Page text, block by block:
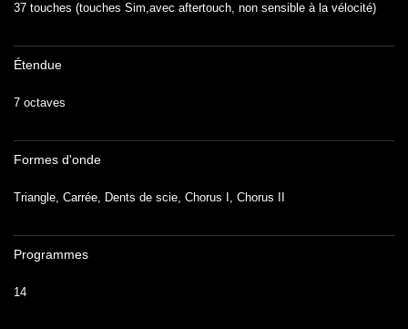
37 touches (touches Sim,avec aftertouch, non sensible à la vélocité)
Étendue
7 octaves
Formes d'onde
Triangle, Carrée, Dents de scie, Chorus I, Chorus II
Programmes
14